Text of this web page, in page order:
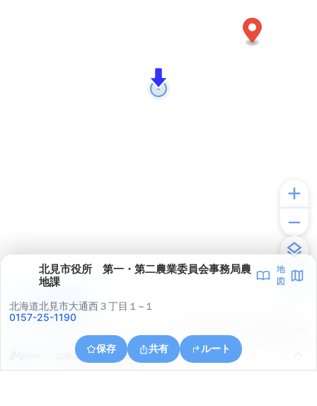
北見市役所 第一・第二農業委員会事務局農
地課
地
図
北海道北見市大通西３丁目１−１
0157-25-1190
保存 共有 ルート
北海道北見市とん田東町
アプリで見る